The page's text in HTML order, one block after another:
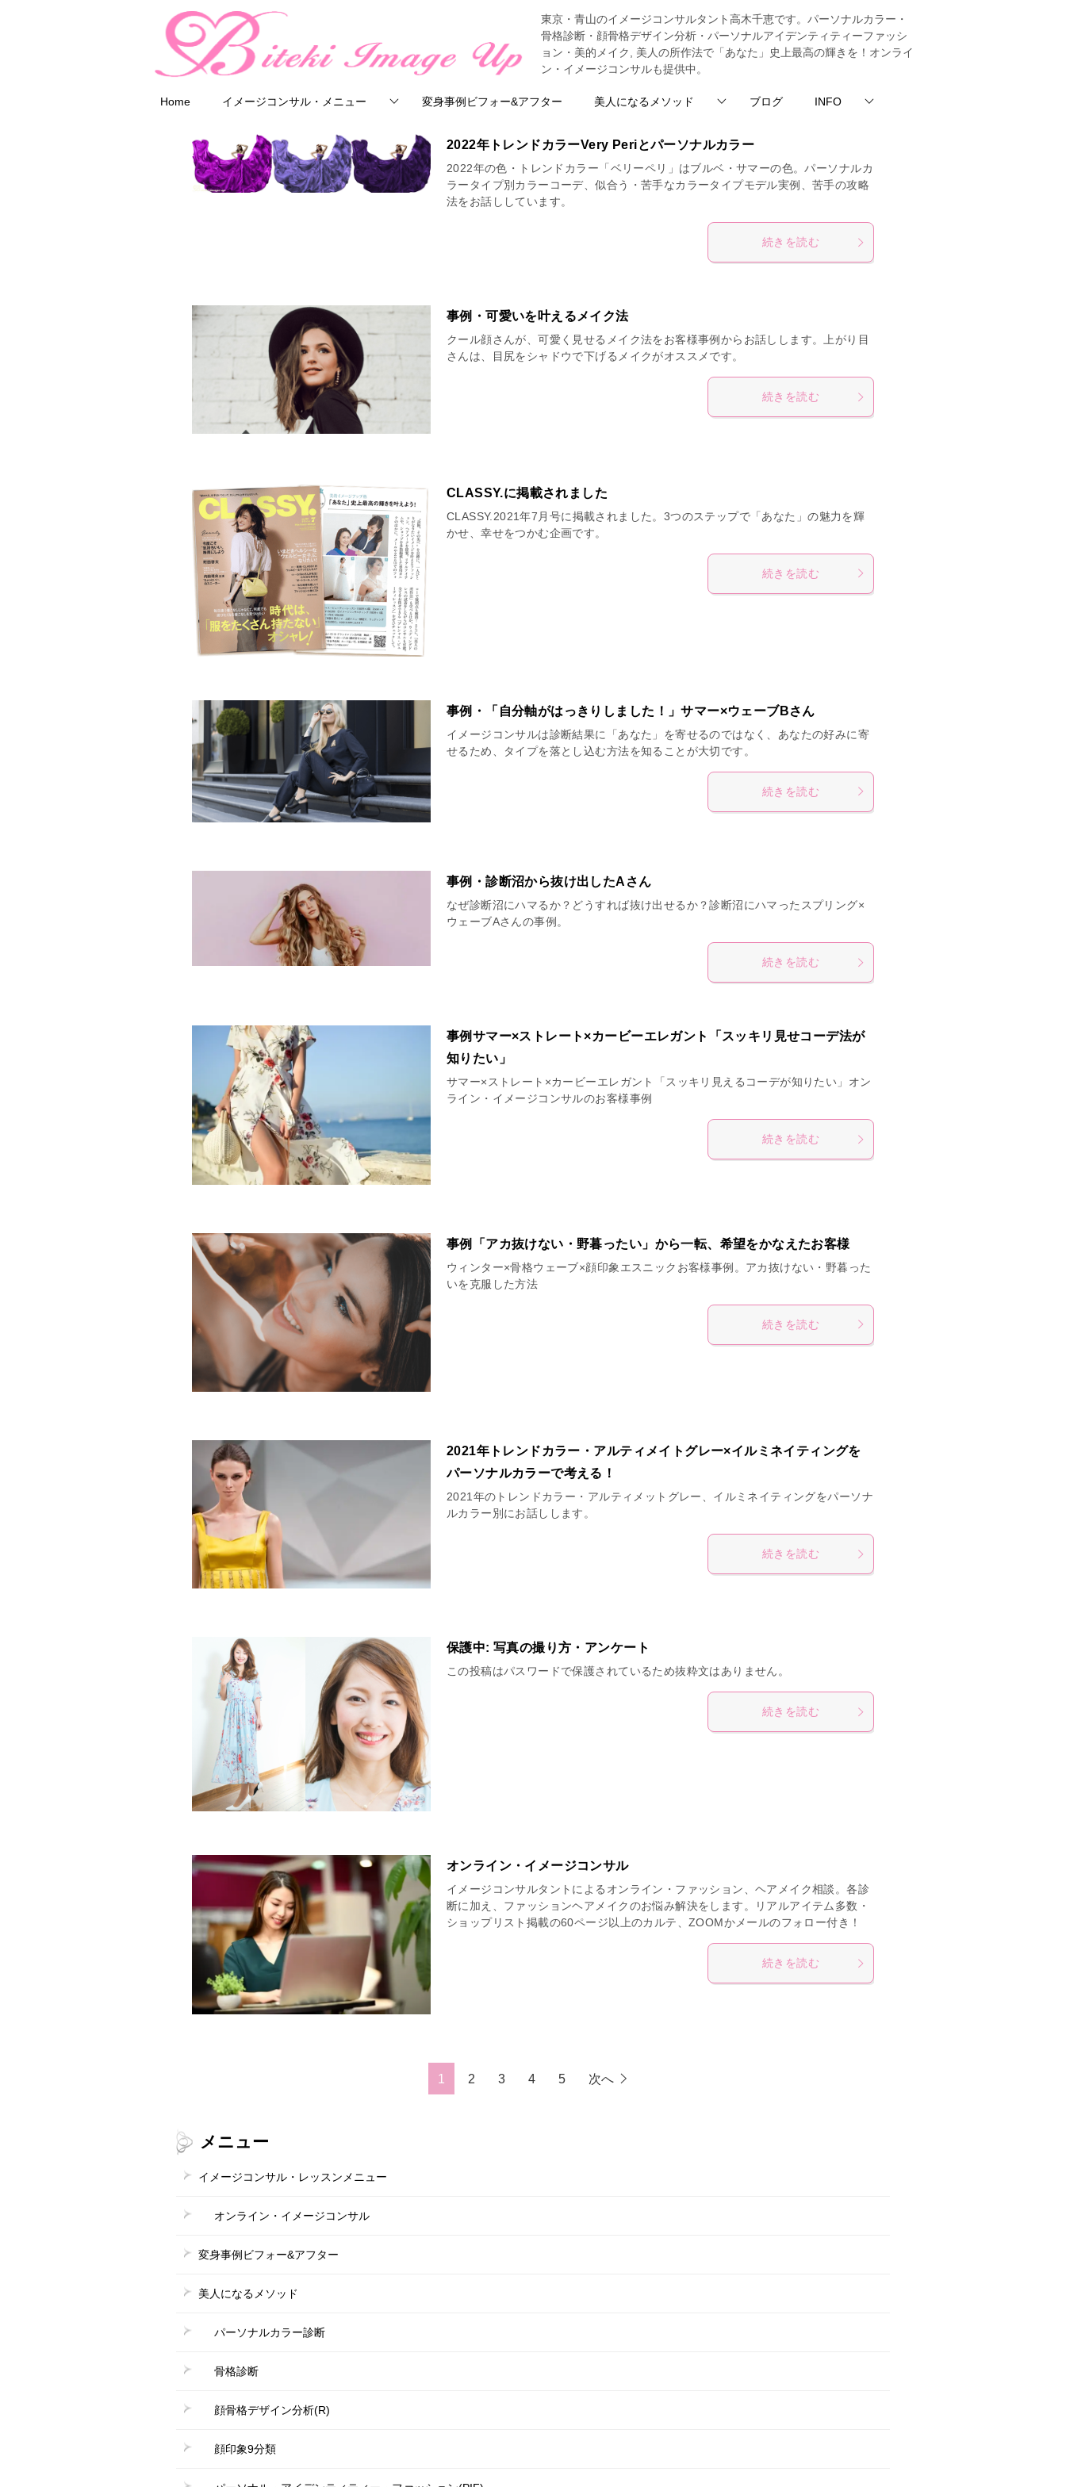
東京・青山のイメージコンサルタント高木千恵です。パーソナルカラー・
骨格診断・顔骨格デザイン分析・パーソナルアイデンティティーファッシ
ョン・美的メイク, 美人の所作法で「あなた」史上最高の輝きを！オンライ
ン・イメージコンサルも提供中。
Home イメージコンサル・メニュー 変身事例ビフォー&アフター 美人になるメソッド ブログ INFO
2022年トレンドカラーVery Periとパーソナルカラー
2022年の色・トレンドカラー「ベリーペリ」はブルベ・サマーの色。パーソナルカ
ラータイプ別カラーコーデ、似合う・苦手なカラータイプモデル実例、苦手の攻略
法をお話ししています。
続きを読む
事例・可愛いを叶えるメイク法
クール顔さんが、可愛く見せるメイク法をお客様事例からお話しします。上がり目
さんは、目尻をシャドウで下げるメイクがオススメです。
続きを読む
CLASSY.に掲載されました
CLASSY.2021年7月号に掲載されました。3つのステップで「あなた」の魅力を輝
かせ、幸せをつかむ企画です。
続きを読む
事例・「自分軸がはっきりしました！」サマー×ウェーブBさん
イメージコンサルは診断結果に「あなた」を寄せるのではなく、あなたの好みに寄
せるため、タイプを落とし込む方法を知ることが大切です。
続きを読む
事例・診断沼から抜け出したAさん
なぜ診断沼にハマるか？どうすれば抜け出せるか？診断沼にハマったスプリング×
ウェーブAさんの事例。
続きを読む
事例サマー×ストレート×カービーエレガント「スッキリ見せコーデ法が
知りたい」
サマー×ストレート×カービーエレガント「スッキリ見えるコーデが知りたい」オン
ライン・イメージコンサルのお客様事例
続きを読む
事例「アカ抜けない・野暮ったい」から一転、希望をかなえたお客様
ウィンター×骨格ウェーブ×顔印象エスニックお客様事例。アカ抜けない・野暮った
いを克服した方法
続きを読む
2021年トレンドカラー・アルティメイトグレー×イルミネイティングを
パーソナルカラーで考える！
2021年のトレンドカラー・アルティメットグレー、イルミネイティングをパーソナ
ルカラー別にお話しします。
続きを読む
保護中: 写真の撮り方・アンケート
この投稿はパスワードで保護されているため抜粋文はありません。
続きを読む
オンライン・イメージコンサル
イメージコンサルタントによるオンライン・ファッション、ヘアメイク相談。各診
断に加え、ファッションヘアメイクのお悩み解決をします。リアルアイテム多数・
ショップリスト掲載の60ページ以上のカルテ、ZOOMかメールのフォロー付き！
続きを読む
1 2 3 4 5 次へ
メニュー
イメージコンサル・レッスンメニュー
オンライン・イメージコンサル
変身事例ビフォー&アフター
美人になるメソッド
パーソナルカラー診断
骨格診断
顔骨格デザイン分析(R)
顔印象9分類